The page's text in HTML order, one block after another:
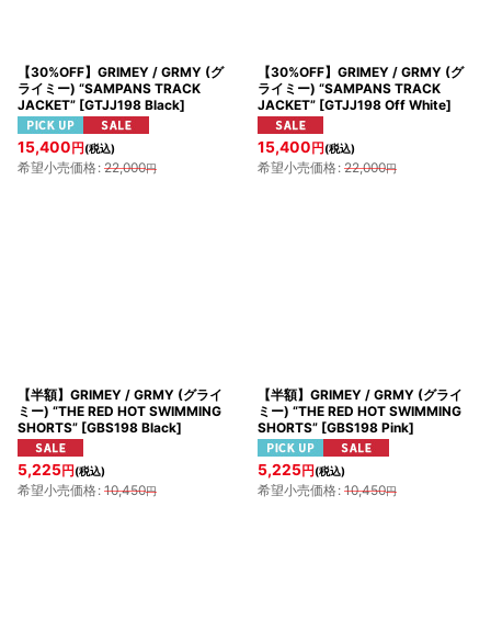
【30%OFF】GRIMEY / GRMY (グ
ライミー) “SAMPANS TRACK
JACKET” [GTJJ198 Black]
15,400円(税込)
希望小売価格: 22,000円
【30%OFF】GRIMEY / GRMY (グ
ライミー) “SAMPANS TRACK
JACKET” [GTJJ198 Off White]
15,400円(税込)
希望小売価格: 22,000円
【半額】GRIMEY / GRMY (グライ
ミー) “THE RED HOT SWIMMING
SHORTS” [GBS198 Black]
5,225円(税込)
希望小売価格: 10,450円
【半額】GRIMEY / GRMY (グライ
ミー) “THE RED HOT SWIMMING
SHORTS” [GBS198 Pink]
5,225円(税込)
希望小売価格: 10,450円